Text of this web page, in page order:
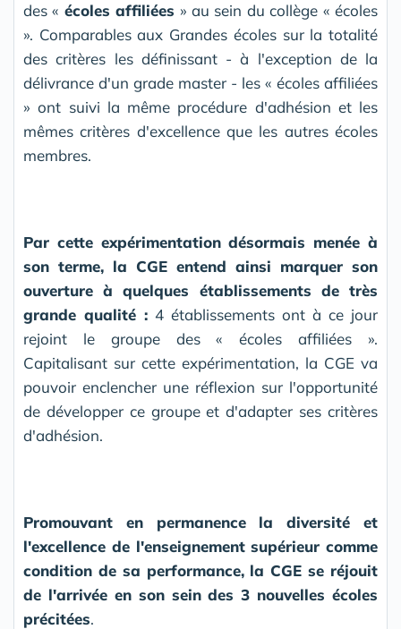
des « écoles affiliées » au sein du collège « écoles
». Comparables aux Grandes écoles sur la totalité
des critères les définissant - à l'exception de la
délivrance d'un grade master - les « écoles affiliées
» ont suivi la même procédure d'adhésion et les
mêmes critères d'excellence que les autres écoles
membres.
Par cette expérimentation désormais menée à
son terme, la CGE entend ainsi marquer son
ouverture à quelques établissements de très
grande qualité : 4 établissements ont à ce jour
rejoint le groupe des « écoles affiliées ».
Capitalisant sur cette expérimentation, la CGE va
pouvoir enclencher une réflexion sur l'opportunité
de développer ce groupe et d'adapter ses critères
d'adhésion.
Promouvant en permanence la diversité et
l'excellence de l'enseignement supérieur comme
condition de sa performance, la CGE se réjouit
de l'arrivée en son sein des 3 nouvelles écoles
précitées.